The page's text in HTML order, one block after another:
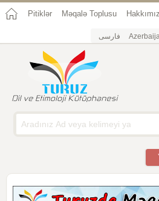
Pitiklər Məqalə Toplusu
فارسی